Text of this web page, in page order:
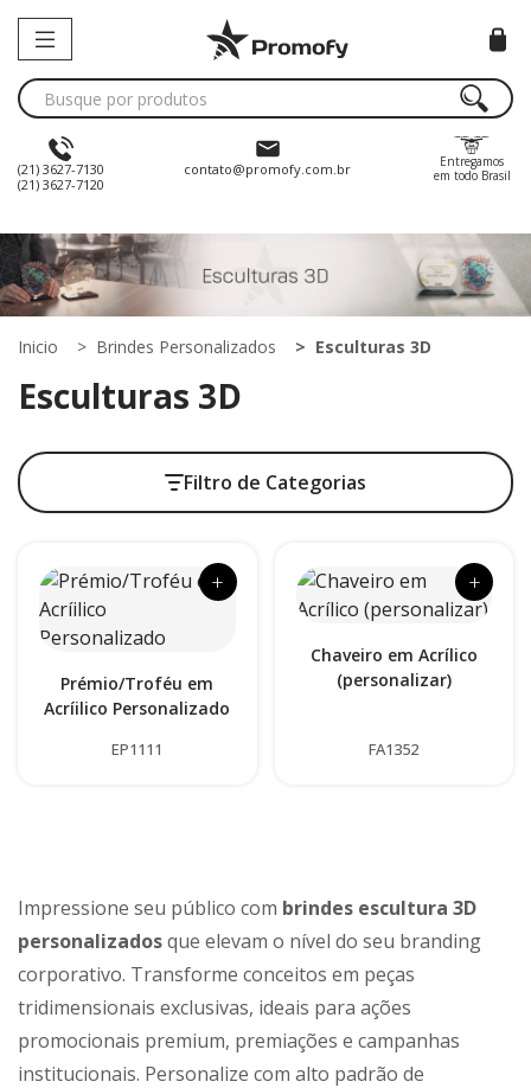
(21) 3627-7130
(21) 3627-7120
contato@promofy.com.br
Entregamos
em todo Brasil
Inicio Brindes Personalizados Esculturas 3D
Esculturas 3D
Filtro de Categorias
+
Prémio/Troféu em
Acríilico Personalizado
EP1111
+
Chaveiro em Acrílico
(personalizar)
FA1352
Impressione seu público com brindes escultura 3D
personalizadosque elevam o nível do seu branding
corporativo. Transforme conceitos em peças
tridimensionais exclusivas, ideais para ações
promocionais premium, premiações e campanhas
institucionais. Personalize com alto padrão de